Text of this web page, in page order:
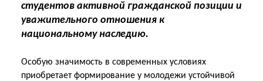
студентов активной гражданской позиции и
уважительного отношения к
национальному наследию.
Особую значимость в современных условиях
приобретает формирование у молодежи устойчивой